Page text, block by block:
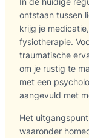
ontstaan tussen
krijg je
fysiotherapie.
traumatische
om je rustig te
met een
aangevuld met
Het
waaronder